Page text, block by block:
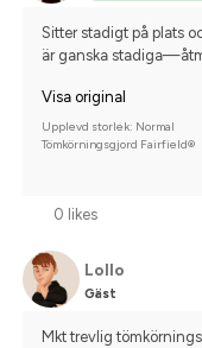
Sitter stadigt på plats
är ganska
Visa original
Upplevd storlek: Normal
Tömkörningsgjord Fairfield®
0 likes
Lollo
Gäst
Mkt trevlig